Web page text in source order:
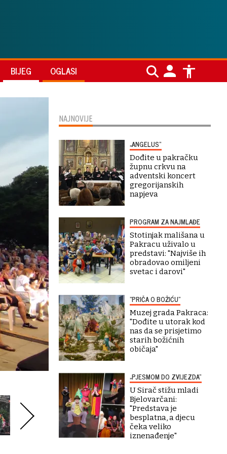
BIJEG OGLASI
NAJNOVIJE
„ANGELUS“
Dođite u pakračku
župnu crkvu na
adventski koncert
gregorijanskih
napjeva
PROGRAM ZA NAJMLAĐE
Stotinjak mališana u
Pakracu uživalo u
predstavi: "Najviše ih
obradovao omiljeni
svetac i darovi"
"PRIČA O BOŽIĆU"
Muzej grada Pakraca:
"Dođite u utorak kod
nas da se prisjetimo
starih božićnih
običaja"
„PJESMOM DO ZVIJEZDA“
U Sirač stižu mladi
Bjelovarčani:
"Predstava je
besplatna, a djecu
čeka veliko
iznenađenje"